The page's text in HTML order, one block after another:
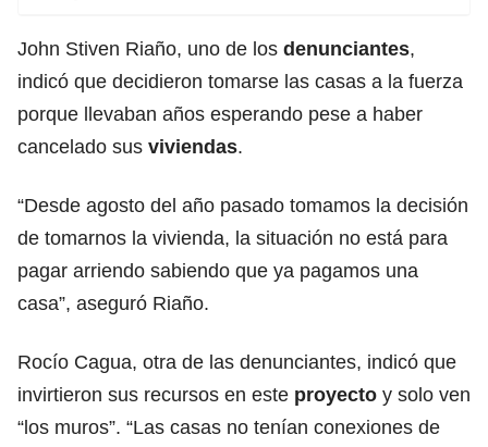
John Stiven Riaño, uno de los denunciantes,
indicó que decidieron tomarse las casas a la fuerza
porque llevaban años esperando pese a haber
cancelado sus viviendas.
“Desde agosto del año pasado tomamos la decisión
de tomarnos la vivienda, la situación no está para
pagar arriendo sabiendo que ya pagamos una
casa”, aseguró Riaño.
Rocío Cagua, otra de las denunciantes, indicó que
invirtieron sus recursos en este proyecto y solo ven
“los muros”. “Las casas no tenían conexiones de